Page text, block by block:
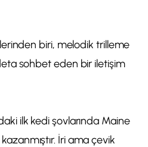
biri, melodik trilleme
sohbet eden bir iletişim
ilk kedi şovlarında Maine
İri ama çevik